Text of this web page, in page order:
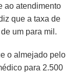
ao atendimento
que a taxa de
um para mil.
o almejado pelo
para 2.500